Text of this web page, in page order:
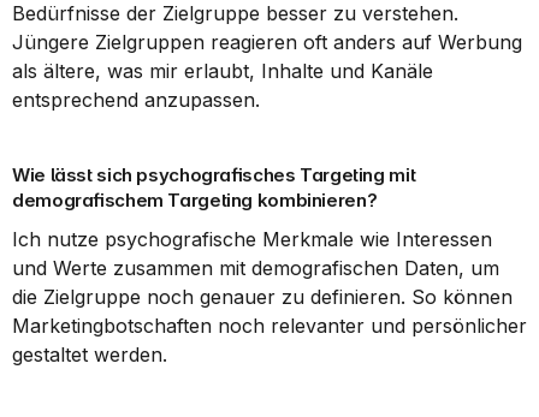
Bedürfnisse der Zielgruppe besser zu verstehen.
Jüngere Zielgruppen reagieren oft anders auf Werbung
als ältere, was mir erlaubt, Inhalte und Kanäle
entsprechend anzupassen.
Wie lässt sich psychografisches Targeting mit
demografischem Targeting kombinieren?
Ich nutze psychografische Merkmale wie Interessen
und Werte zusammen mit demografischen Daten, um
die Zielgruppe noch genauer zu definieren. So können
Marketingbotschaften noch relevanter und persönlicher
gestaltet werden.